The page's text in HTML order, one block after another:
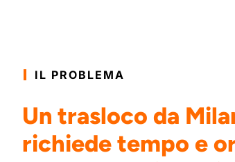
IL PROBLEMA
Un trasloco da
richiede tempo e